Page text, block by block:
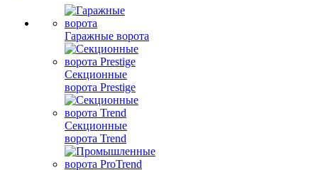
Гаражные ворота
Секционные
ворота Prestige
Секционные
ворота Trend